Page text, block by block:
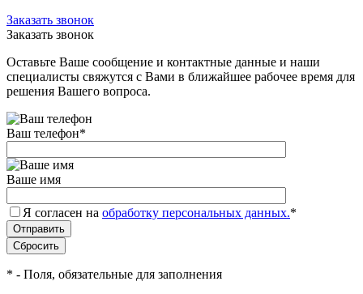
Заказать звонок
Заказать звонок
Оставьте Ваше сообщение и контактные данные и наши
специалисты свяжутся с Вами в ближайшее рабочее время для
решения Вашего вопроса.
Ваш телефон*
Ваше имя
Я согласен на обработку персональных данных.*
* - Поля, обязательные для заполнения